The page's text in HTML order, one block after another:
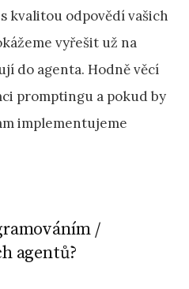
kvalitou odpovědí vašich
vyřešit už na
do agenta. Hodně věcí
promptingu a pokud by
implementujeme
/
agentů?